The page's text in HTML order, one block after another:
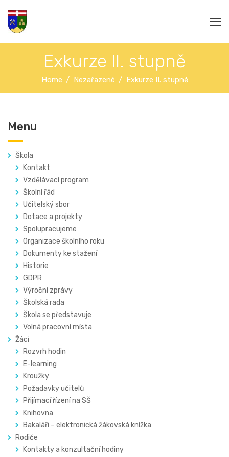
Exkurze II. stupně
Home Nezařazené Exkurze II. stupně
Menu
Škola
Kontakt
Vzdělávací program
Školní řád
Učitelský sbor
Dotace a projekty
Spolupracujeme
Organizace školního roku
Dokumenty ke stažení
Historie
GDPR
Výroční zprávy
Školská rada
Škola se představuje
Volná pracovní místa
Žáci
Rozvrh hodin
E-learning
Kroužky
Požadavky učitelů
Přijímací řízení na SŠ
Knihovna
Bakaláři – elektronická žákovská knížka
Rodiče
Kontakty a konzultační hodiny